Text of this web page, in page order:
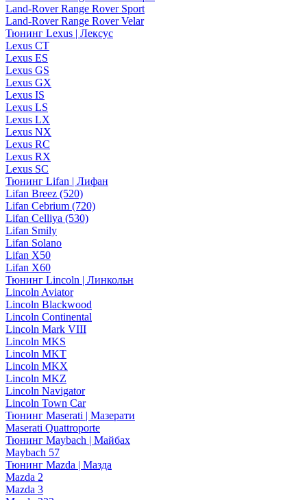
Land-Rover Range Rover Sport
Land-Rover Range Rover Velar
Тюнинг Lexus | Лексус
Lexus CT
Lexus ES
Lexus GS
Lexus GX
Lexus IS
Lexus LS
Lexus LX
Lexus NX
Lexus RC
Lexus RX
Lexus SC
Тюнинг Lifan | Лифан
Lifan Breez (520)
Lifan Cebrium (720)
Lifan Celliya (530)
Lifan Smily
Lifan Solano
Lifan X50
Lifan X60
Тюнинг Lincoln | Линкольн
Lincoln Aviator
Lincoln Blackwood
Lincoln Continental
Lincoln Mark VIII
Lincoln MKS
Lincoln MKT
Lincoln MKX
Lincoln MKZ
Lincoln Navigator
Lincoln Town Car
Тюнинг Maserati | Мазерати
Maserati Quattroporte
Тюнинг Maybach | Майбах
Maybach 57
Тюнинг Mazda | Мазда
Mazda 2
Mazda 3